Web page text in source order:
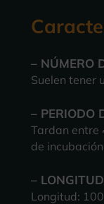
– NÚMERO
Suelen tener
– PERIODO
Tardan entre
de
–
Longitud: